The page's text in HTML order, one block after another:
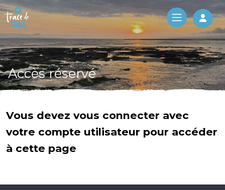
Log
Accès réservé
Vous devez vous connecter avec
votre compte utilisateur pour accéder
à cette page